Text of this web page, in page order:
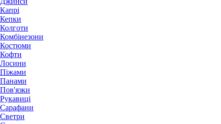
Капрі
Кепки
Колготи
Комбінезони
Костюми
Кофти
Лосини
Піжами
Панами
Пов'язки
Рукавиці
Сарафани
Светри